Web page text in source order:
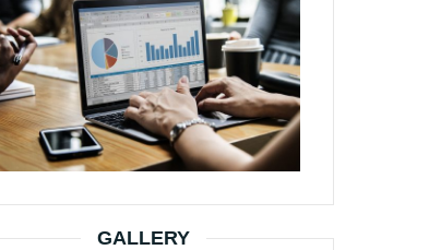
GALLERY